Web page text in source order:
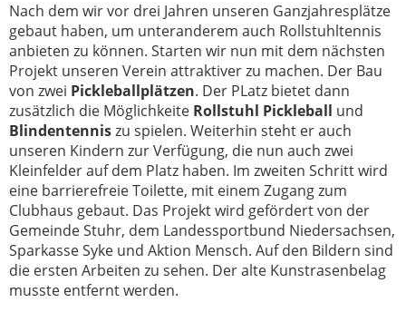
Nach dem wir vor drei Jahren unseren Ganzjahresplätze
gebaut haben, um unteranderem auch Rollstuhltennis
anbieten zu können. Starten wir nun mit dem nächsten
Projekt unseren Verein attraktiver zu machen. Der Bau
von zwei Pickleballplätzen. Der PLatz bietet dann
zusätzlich die Möglichkeite Rollstuhl Pickleball und
Blindentenniszu spielen. Weiterhin steht er auch
unseren Kindern zur Verfügung, die nun auch zwei
Kleinfelder auf dem Platz haben. Im zweiten Schritt wird
eine barrierefreie Toilette, mit einem Zugang zum
Clubhaus gebaut. Das Projekt wird gefördert von der
Gemeinde Stuhr, dem Landessportbund Niedersachsen,
Sparkasse Syke und Aktion Mensch. Auf den Bildern sind
die ersten Arbeiten zu sehen. Der alte Kunstrasenbelag
musste entfernt werden.